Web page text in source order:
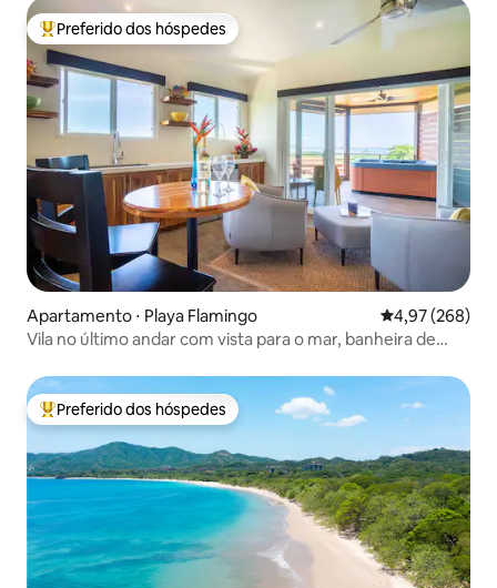
Entre os melhores preferidos dos hóspedes
Preferido dos hóspedes
Apartamento ⋅ Playa Flamingo 4,97 de uma
4,97 (268)
Vila no último andar com vista para o mar, banheira de
Entre os melhores preferidos dos hóspedes
Preferido dos hóspedes